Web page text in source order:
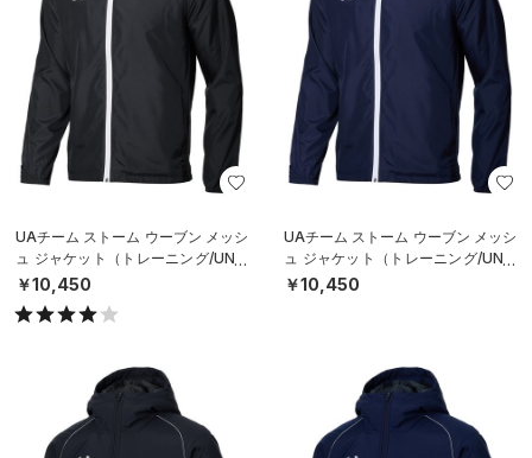
UAチーム ストーム ウーブン メッシ
ュ ジャケット（トレーニング/UNIS
EX）
￥10,450
UAチーム ストーム ウーブン メッシ
ュ ジャケット（トレーニング/UNIS
EX）
￥10,450